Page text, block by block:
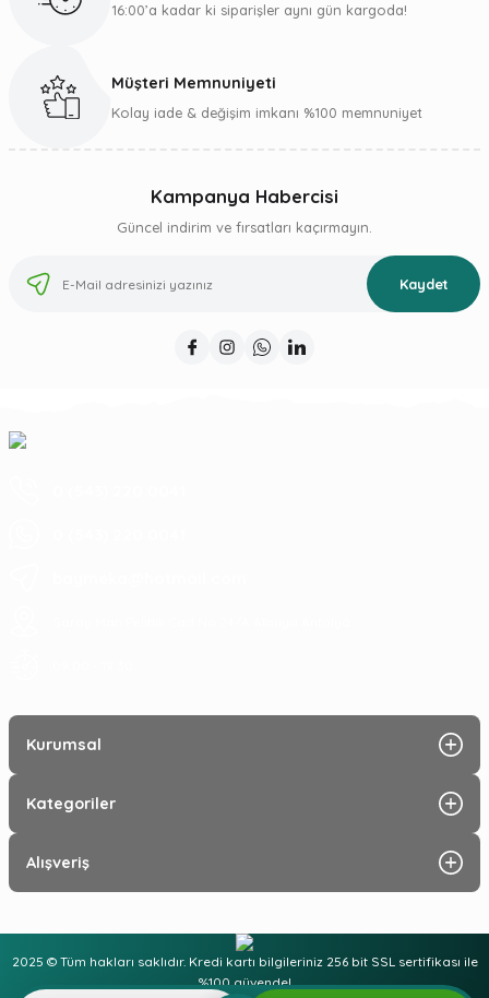
Gönder
16:00’a kadar ki siparişler aynı gün kargoda!
Müşteri Memnuniyeti
Kolay iade & değişim imkanı %100 memnuniyet
Kampanya Habercisi
Güncel indirim ve fırsatları kaçırmayın.
Kaydet
Kurumsal
Kategoriler
Alışveriş
2025 © Tüm hakları saklıdır. Kredi kartı bilgileriniz 256 bit SSL sertifikası ile
%100 güvende!